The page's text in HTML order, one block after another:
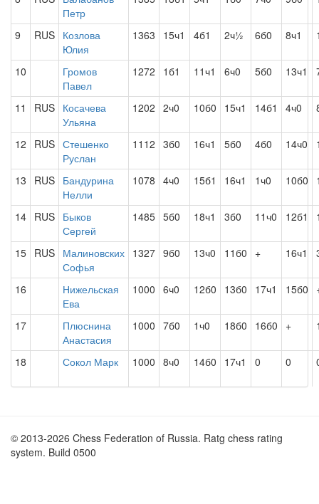
Петр
9 RUS Козлова
Юлия
1363 15ч1 4б1 2ч½ 6б0 8ч1
10
Громов
Павел
1272 1б1 11ч1 6ч0 5б0 13ч1
11 RUS Косачева
Ульяна
1202 2ч0 10б0 15ч1 14б1 4ч0
12 RUS Стешенко
Руслан
1112 3б0 16ч1 5б0 4б0 14ч0
13 RUS Бандурина
Нелли
1078 4ч0 15б1 16ч1 1ч0 10б0
14 RUS Быков
Сергей
1485 5б0 18ч1 3б0 11ч0 12б1
15 RUS Малиновских
Софья
1327 9б0 13ч0 11б0 + 16ч1
16
Нижельская
Ева
1000 6ч0 12б0 13б0 17ч1 15б0
17
Плюснина
Анастасия
1000 7б0 1ч0 18б0 16б0 +
18 Сокол Марк 1000 8ч0 14б0 17ч1 0 0
© 2013-2026 Chess Federation of Russia. Ratg chess rating
system. Build 0500